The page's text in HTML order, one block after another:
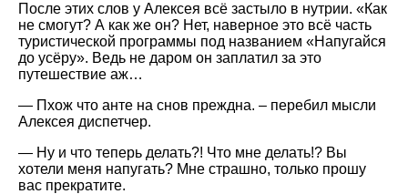
После этих слов у Алексея всё застыло в нутрии. «Как
не смогут? А как же он? Нет, наверное это всё часть
туристической программы под названием «Напугайся
до усёру». Ведь не даром он заплатил за это
путешествие аж…
— Пхож что анте на снов преждна. – перебил мысли
Алексея диспетчер.
— Ну и что теперь делать?! Что мне делать!? Вы
хотели меня напугать? Мне страшно, только прошу
вас прекратите.